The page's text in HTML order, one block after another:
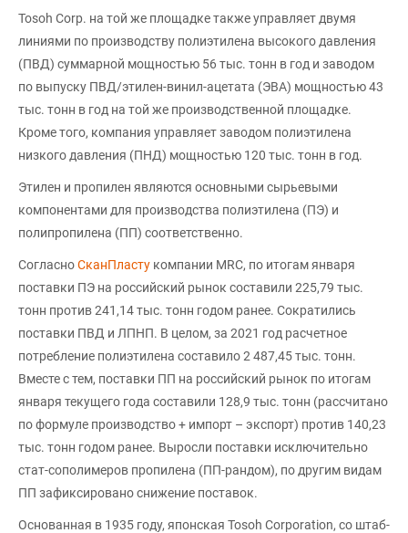
Tosoh Corp. на той же площадке также управляет двумя
линиями по производству полиэтилена высокого давления
(ПВД) суммарной мощностью 56 тыс. тонн в год и заводом
по выпуску ПВД/этилен-винил-ацетата (ЭВА) мощностью 43
тыс. тонн в год на той же производственной площадке.
Кроме того, компания управляет заводом полиэтилена
низкого давления (ПНД) мощностью 120 тыс. тонн в год.
Этилен и пропилен являются основными сырьевыми
компонентами для производства полиэтилена (ПЭ) и
полипропилена (ПП) соответственно.
СогласноСканПласту компании MRC, по итогам января
поставки ПЭ на российский рынок составили 225,79 тыс.
тонн против 241,14 тыс. тонн годом ранее. Сократились
поставки ПВД и ЛПНП. В целом, за 2021 год расчетное
потребление полиэтилена составило 2 487,45 тыс. тонн.
Вместе с тем, поставки ПП на российский рынок по итогам
января текущего года составили 128,9 тыс. тонн (рассчитано
по формуле производство + импорт – экспорт) против 140,23
тыс. тонн годом ранее. Выросли поставки исключительно
стат-сополимеров пропилена (ПП-рандом), по другим видам
ПП зафиксировано снижение поставок.
Основанная в 1935 году, японская Tosoh Corporation, со штаб-